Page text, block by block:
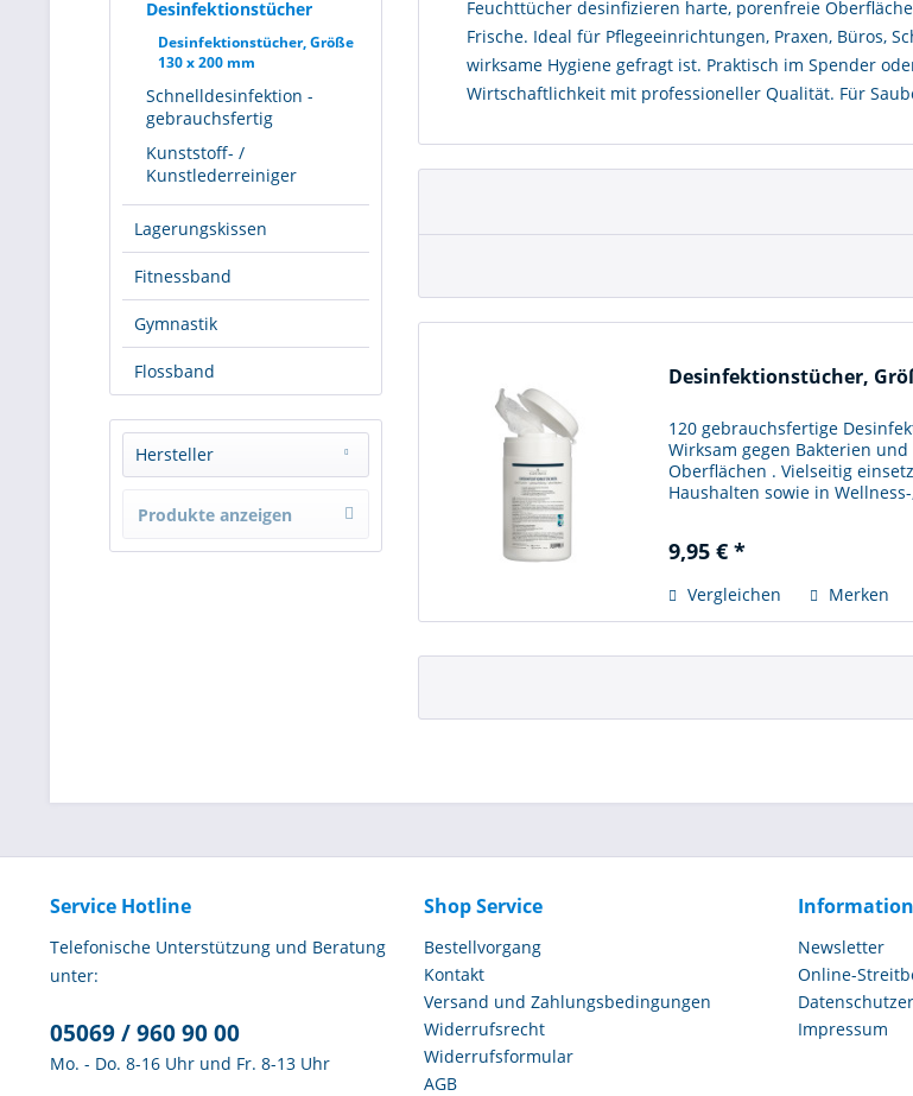
Desinfektionstücher
Desinfektionstücher, Größe
130 x 200 mm
Schnelldesinfektion -
gebrauchsfertig
Kunststoff- /
Kunstlederreiniger
Lagerungskissen
Fitnessband
Gymnastik
Flossband
Hersteller
cosiMed
Produkte anzeigen
Feuchttücher desinfizieren harte, porenfreie
Frische. Ideal für Pflegeeinrichtungen, Praxen, Büros,
wirksame Hygiene gefragt ist. Praktisch im Spender
Wirtschaftlichkeit mit professioneller Qualität. Für
Desinfektionstücher,
120 gebrauchsfertige
Wirksam gegen Bakterien
Oberflächen . Vielseitig
Haushalten sowie in
9,95 € *
Vergleichen Merken
Service Hotline
Telefonische Unterstützung und Beratung
unter:
05069 / 960 90 00
Mo. - Do. 8-16 Uhr und Fr. 8-13 Uhr
Shop Service
Bestellvorgang
Kontakt
Versand und Zahlungsbedingungen
Widerrufsrecht
Widerrufsformular
AGB
Newsletter
Online-
Impressum